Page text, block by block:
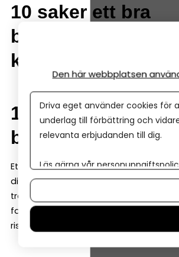
10 saker ett bra
kunna
1. Automatisk
bankkonto
Ett modernt bokföringsprogram ska
direkt till företagets bankkonto. Då
transaktioner automatiskt och kan
fakturor eller kvitton. Det sparar
risken för manuella fel.
Den här webbplatsen
Driva eget använder cookies för
underlag till förbättring och
relevanta erbjudanden till dig.
Läs gärna vår
Om du vill ändra ditt val i